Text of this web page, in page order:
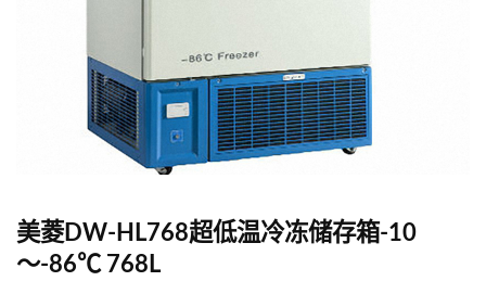
美菱DW-HL768超低温冷冻储存箱-10
～-86℃ 768L